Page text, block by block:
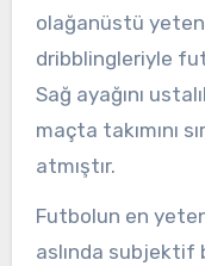
olağanüstü
dribblingleriyle
Sağ ayağını
maçta takımını
atmıştır.
Futbolun en
aslında subjektif